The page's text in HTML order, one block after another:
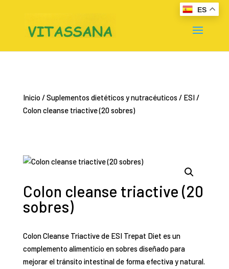
Inicio/Suplementos dietéticos y nutracéuticos / ESI/
Colon cleanse triactive (20 sobres)
Colon cleanse triactive (20
sobres)
Colon Cleanse Triactive de ESI Trepat Diet es un
complemento alimenticio en sobres diseñado para
mejorar el tránsito intestinal de forma efectiva y natural.
ES